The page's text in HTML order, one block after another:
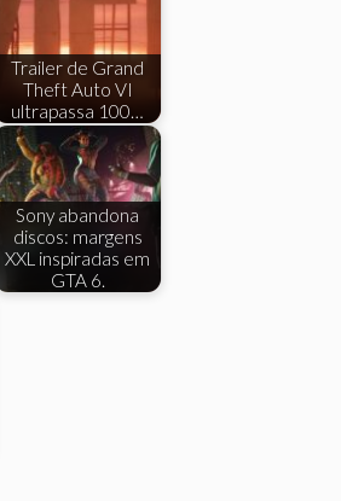
Trailer de Grand
Theft Auto VI
ultrapassa 100…
Sony abandona
discos: margens
XXL inspiradas em
GTA 6.